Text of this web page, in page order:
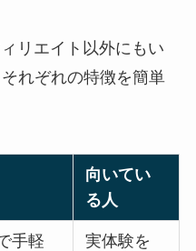
リエイト以外にもい
れぞれの特徴を簡単
向いてい
る人
手軽
実体験を